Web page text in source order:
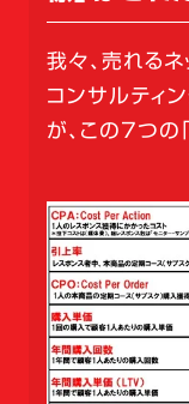
我々、売れる
コンサルティ
が、この7つの